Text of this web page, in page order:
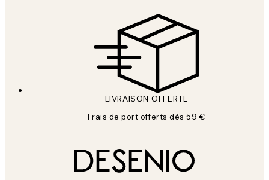
LIVRAISON OFFERTE
Frais de port offerts dès 59 €